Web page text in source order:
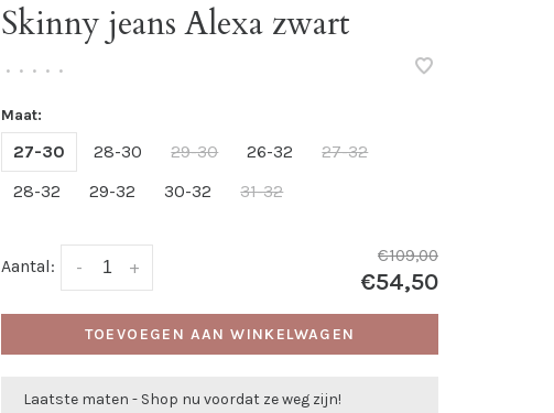
Skinny jeans Alexa zwart
• • • • •
Maat:
27-30 28-30 29-30 26-32
27-32
28-32
29-32 30-32 31-32
Aantal: +
-
€109,00
€54,50
TOEVOEGEN AAN WINKELWAGEN
Laatste maten - Shop nu voordat ze weg zijn!